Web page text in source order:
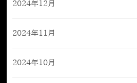
2024年12月
2024年11月
2024年10月